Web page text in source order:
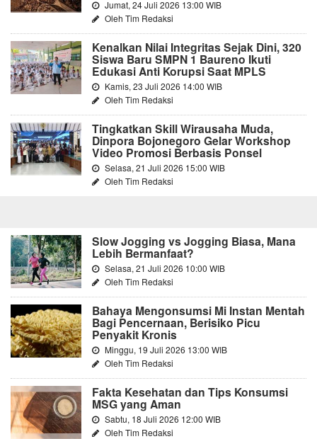
Jumat, 24 Juli 2026 13:00 WIB
Oleh Tim Redaksi
Kenalkan Nilai Integritas Sejak Dini, 320
Siswa Baru SMPN 1 Baureno Ikuti
Edukasi Anti Korupsi Saat MPLS
Kamis, 23 Juli 2026 14:00 WIB
Oleh Tim Redaksi
Tingkatkan Skill Wirausaha Muda,
Dinpora Bojonegoro Gelar Workshop
Video Promosi Berbasis Ponsel
Selasa, 21 Juli 2026 15:00 WIB
Oleh Tim Redaksi
Slow Jogging vs Jogging Biasa, Mana
Lebih Bermanfaat?
Selasa, 21 Juli 2026 10:00 WIB
Oleh Tim Redaksi
Bahaya Mengonsumsi Mi Instan Mentah
Bagi Pencernaan, Berisiko Picu
Penyakit Kronis
Minggu, 19 Juli 2026 13:00 WIB
Oleh Tim Redaksi
Fakta Kesehatan dan Tips Konsumsi
MSG yang Aman
Sabtu, 18 Juli 2026 12:00 WIB
Oleh Tim Redaksi